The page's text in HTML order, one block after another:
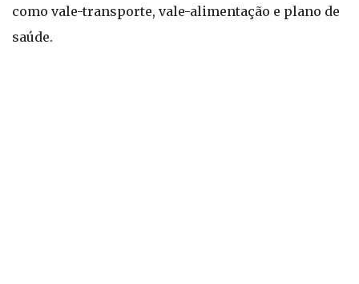
como vale-transporte, vale-alimentação e plano de
saúde.